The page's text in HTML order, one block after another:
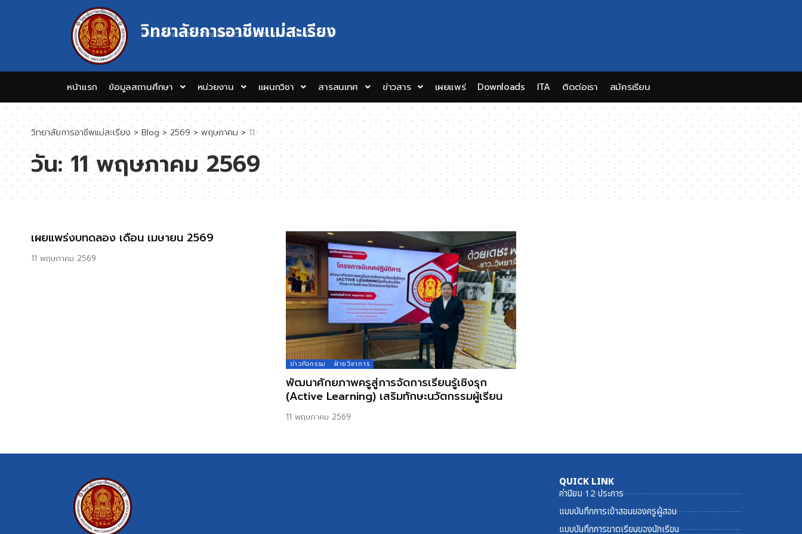
วิทยาลัยการอาชีพแม่สะเรียง
MAESARIANG INDUSTRIAL AND COMMUNITY EDUCATION COLLEGE
หน้าแรก ข้อมูลสถานศึกษา หน่วยงาน แผนกวิชา สารสนเทศ ข่าวสาร เผยแพร่ Downloads ITA ติดต่อเรา สมัครเรียน
วิทยาลัยการอาชีพแม่สะเรียง > Blog> 2569 > พฤษภาคม > 11
วัน:11 พฤษภาคม 2569
เผยแพร่งบทดลอง เดือน เมษายน 2569
11 พฤษภาคม 2569
ข่าวกิจกรรม ฝ่ายวิชาการ
พัฒนาศักยภาพครูสู่การจัดการเรียนรู้เชิงรุก
(Active Learning) เสริมทักษะนวัตกรรมผู้เรียน
11 พฤษภาคม 2569
QUICK LINK
ค่านิยม 12 ประการ
แบบบันทึกการเข้าสอนของครูผู้สอน
แบบบันทึกการขาดเรียนของนักเรียน